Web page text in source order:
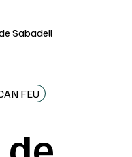
Sabadell
FEU